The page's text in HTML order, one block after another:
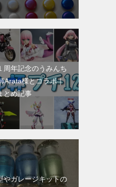
周年記念のうみんち
Arata様とコラボ｜
とめ記事
やガレージキットの